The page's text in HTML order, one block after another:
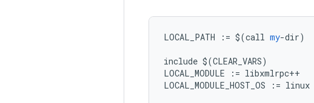
LOCAL_PATH := $(call my-dir)
include $(CLEAR_VARS)
LOCAL_MODULE
:= libxmlrpc++
LOCAL_MODULE_HOST_OS
:= linux